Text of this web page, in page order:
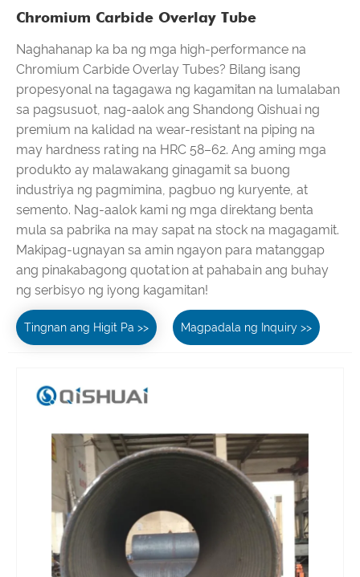
Chromium Carbide Overlay Tube
Naghahanap ka ba ng mga high-performance na
Chromium Carbide Overlay Tubes? Bilang isang
propesyonal na tagagawa ng kagamitan na lumalaban
sa pagsusuot, nag-aalok ang Shandong Qishuai ng
premium na kalidad na wear-resistant na piping na
may hardness rating na HRC 58–62. Ang aming mga
produkto ay malawakang ginagamit sa buong
industriya ng pagmimina, pagbuo ng kuryente, at
semento. Nag-aalok kami ng mga direktang benta
mula sa pabrika na may sapat na stock na magagamit.
Makipag-ugnayan sa amin ngayon para matanggap
ang pinakabagong quotation at pahabain ang buhay
ng serbisyo ng iyong kagamitan!
Tingnan ang Higit Pa >> Magpadala ng Inquiry >>